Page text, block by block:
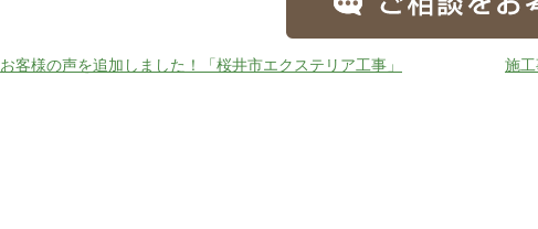
お客様の声を追加しました！「桜井市エクステリア工事」 施